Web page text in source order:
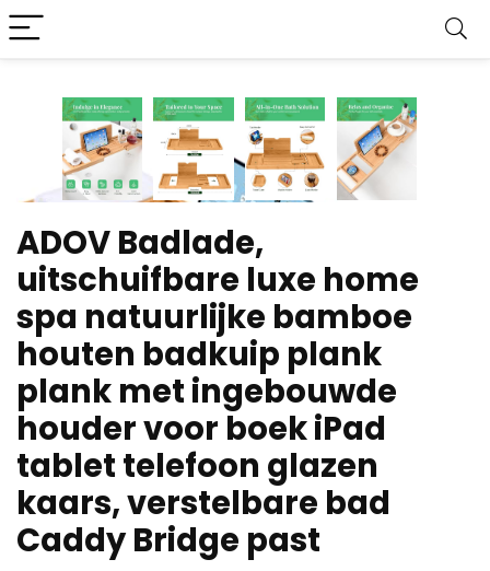
ADOV Badlade,
uitschuifbare luxe home
spa natuurlijke bamboe
houten badkuip plank
plank met ingebouwde
houder voor boek iPad
tablet telefoon glazen
kaars, verstelbare bad
Caddy Bridge past